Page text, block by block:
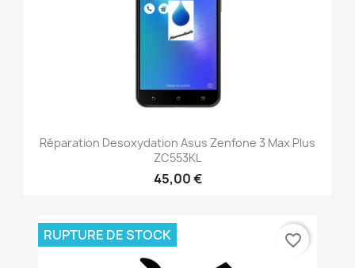
Réparation Desoxydation Asus Zenfone 3 Max Plus
ZC553KL
45,00 €
RUPTURE DE STOCK favorite_border